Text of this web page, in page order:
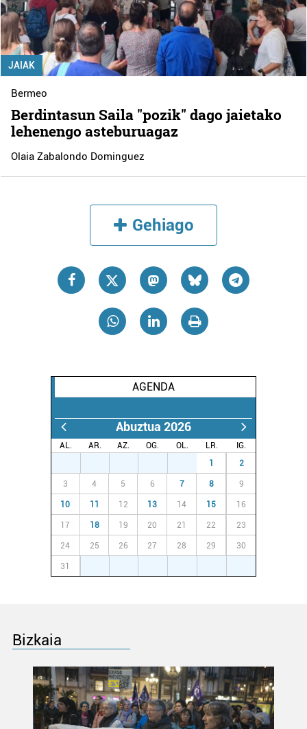
JAIAK
Bermeo
Berdintasun Saila "pozik" dago jaietako
lehenengo asteburuagaz
Olaia Zabalondo Dominguez
Gehiago
AGENDA
Abuztua 2026
AL. AR. AZ. OG. OL. LR.
IG.
1 2
3 4 5 6 7 8 9
10 11 12 13 14 15 16
17 18 19 20 21 22 23
24 25 26 27 28 29 30
31
Bizkaia